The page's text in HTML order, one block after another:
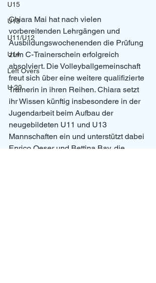
U15
U18
U11/U12
U14
Left Overs
U 20
Chiara Mai hat nach vielen
vorbereitenden Lehrgängen und
Ausbildungswochenenden die Prüfung
zum C-Trainerschein erfolgreich
absolviert. Die Volleyballgemeinschaft
freut sich über eine weitere qualifizierte
Trainerin in ihren Reihen. Chiara setzt
ihr Wissen künftig insbesondere in der
Jugendarbeit beim Aufbau der
neugebildeten U11 und U13
Mannschaften ein und unterstützt dabei
Enrico Oeser und Bettina Bay, die